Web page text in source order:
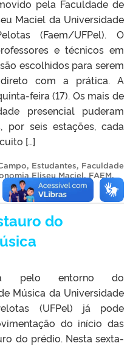
pela Faculdade de
Maciel da Universidade
(Faem/UFPel). O
e técnicos em
escolhidos para serem
com a prática. A
feira (17). Os mais de
presencial puderam
por seis estações, cada
[…]
, Estudantes, Faculdade
Eliseu Maciel,FAEM,
do
pelo entorno do
Música da Universidade
(UFPel) já pode
do início das
do prédio. Nesta sexta-